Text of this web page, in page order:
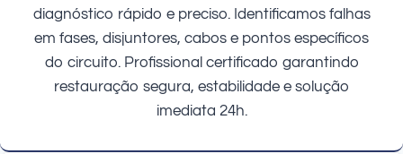
diagnóstico rápido e preciso. Identificamos falhas
em fases, disjuntores, cabos e pontos específicos
do circuito. Profissional certificado garantindo
restauração segura, estabilidade e solução
imediata 24h.